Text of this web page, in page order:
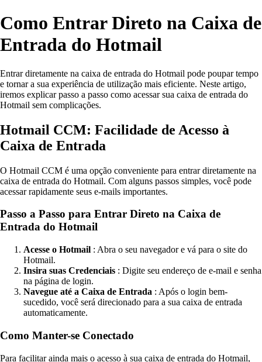
Como Entrar Direto na Caixa de
Entrada do Hotmail
Entrar diretamente na caixa de entrada do Hotmail pode poupar tempo
e tornar a sua experiência de utilização mais eficiente. Neste artigo,
iremos explicar passo a passo como acessar sua caixa de entrada do
Hotmail sem complicações.
Hotmail CCM: Facilidade de Acesso à
Caixa de Entrada
O Hotmail CCM é uma opção conveniente para entrar diretamente na
caixa de entrada do Hotmail. Com alguns passos simples, você pode
acessar rapidamente seus e-mails importantes.
Passo a Passo para Entrar Direto na Caixa de
Entrada do Hotmail
Acesse o Hotmail : Abra o seu navegador e vá para o site do
Hotmail.
Insira suas Credenciais : Digite seu endereço de e-mail e senha
na página de login.
Navegue até a Caixa de Entrada : Após o login bem-
sucedido, você será direcionado para a sua caixa de entrada
automaticamente.
Como Manter-se Conectado
Para facilitar ainda mais o acesso à sua caixa de entrada do Hotmail,